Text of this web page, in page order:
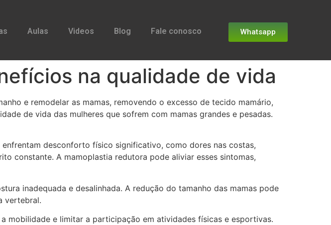
Aulas Videos Blog Fale conosco Whatsapp
na qualidade de vida
e remodelar as mamas, removendo o excesso de tecido mamário,
de vida das mulheres que sofrem com mamas grandes e pesadas.
desconforto físico significativo, como dores nas costas,
constante. A mamoplastia redutora pode aliviar esses sintomas,
inadequada e desalinhada. A redução do tamanho das mamas pode
vertebral.
mobilidade e limitar a participação em atividades físicas e esportivas.